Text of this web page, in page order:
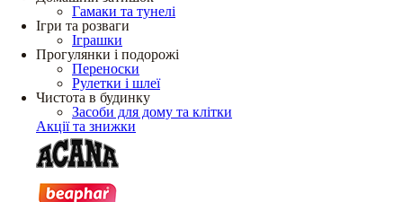
Гамаки та тунелі
Ігри та розваги
Іграшки
Прогулянки і подорожі
Переноски
Рулетки і шлеї
Чистота в будинку
Засоби для дому та клітки
Акції та знижки